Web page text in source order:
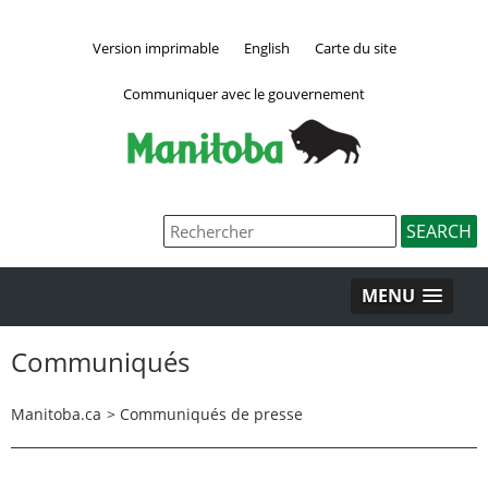
Version imprimable English Carte du site
Communiquer avec le gouvernement
MENU
Communiqués
Manitoba.ca > Communiqués de presse